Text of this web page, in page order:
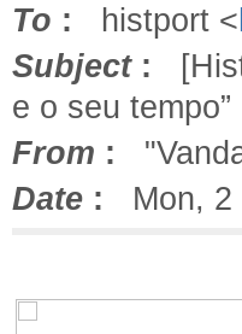
To : histport <
Subject:
e o seu
From :
Date : Mon, 2